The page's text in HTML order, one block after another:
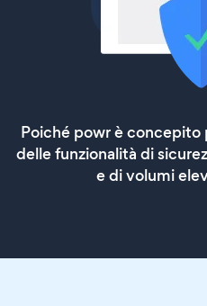
Poiché powr è concepito
delle funzionalità di
e di volumi